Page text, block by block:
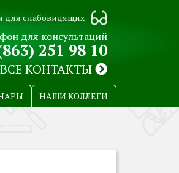
для слабовидящих
для консультаций
251 98 10
ВСЕ КОНТАКТЫ
НАШИ КОЛЛЕГИ